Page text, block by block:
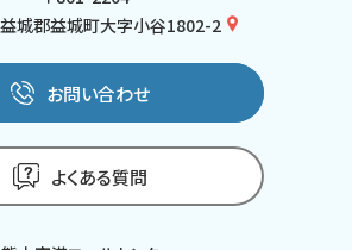
城郡益城町大字小谷1802-2
お問い合わせ
よくある質問